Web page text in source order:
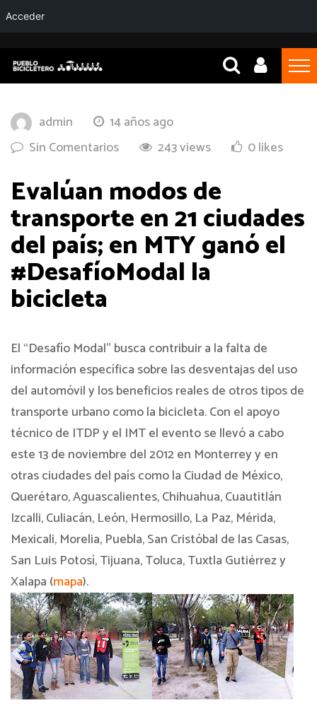
admin
14 años ago
Sin Comentarios
243 views 0 likes
Evalúan modos de
transporte en 21 ciudades
del país; en MTY ganó el
#DesafíoModal la
bicicleta
El “Desafío Modal” busca contribuir a la falta de
información específica sobre las desventajas del uso
del automóvil y los beneficios reales de otros tipos de
transporte urbano como la bicicleta. Con el apoyo
técnico de ITDP y el IMT el evento se llevó a cabo
este 13 de noviembre del 2012 en Monterrey y en
otras ciudades del país como la Ciudad de México,
Querétaro, Aguascalientes, Chihuahua, Cuautitlán
Izcalli, Culiacán, León, Hermosillo, La Paz, Mérida,
Mexicali, Morelia, Puebla, San Cristóbal de las Casas,
San Luis Potosí, Tijuana, Toluca, Tuxtla Gutiérrez y
Xalapa (mapa).
Acceder